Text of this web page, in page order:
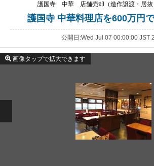
護国寺 中華 店舗売却（造作譲渡・居抜
護国寺 中華料理店を600万円
公開日 Wed Jul 07 00:00:00 JST
画像タップで拡大できます